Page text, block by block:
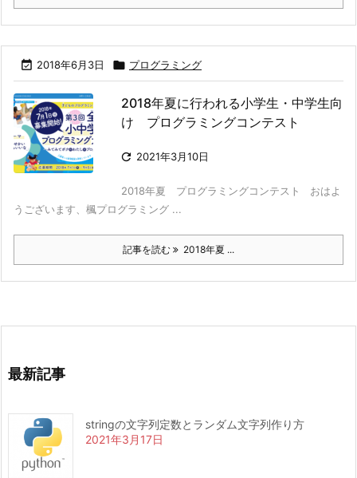
 2018年6月3日  プログラミング
2018年夏に行われる小学生・中学生向
け プログラミングコンテスト
 2021年3月10日
2018年夏 プログラミングコンテスト おはよ
うございます、楓プログラミング ...
記事を読む 2018年夏 ...
最新記事
stringの文字列定数とランダム文字列作り方
2021年3月17日